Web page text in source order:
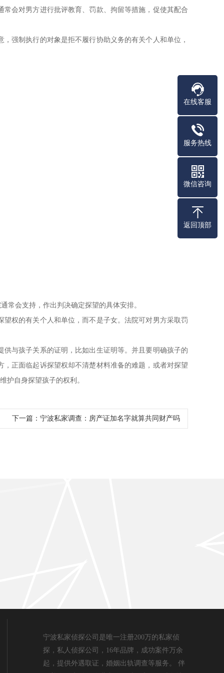
会对男方进行批评教育、罚款、拘留等措施，促使其配合
强制执行的对象是拒不履行协助义务的有关个人和单位，
常会支持，作出判决确定探望的具体安排。
权的有关个人和单位，而不是子女。法院可对男方采取罚
与孩子关系的证明，比如出生证明等。并且要明确孩子的
正面临起诉探望权却不清楚材料准备的难题，或者对探望
护自身探望孩子的权利。
下一篇： 宁波私家调查：房产证加名字就算共同财产吗
宁波私家侦探公司是唯一注册200万的私家侦
探，私人侦探公司，16年品牌，成功案件万余
起，提供外遇取证，婚姻出轨调查等服务。 伴
在线客服
服务热线
微信咨询
返回顶部